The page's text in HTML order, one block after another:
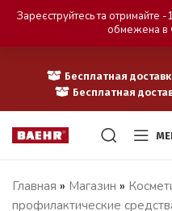
Бесплатная
Бесплатная
Главная » Магазин »
профилактические
Зареєструйтесь та отримайте
обмежена в